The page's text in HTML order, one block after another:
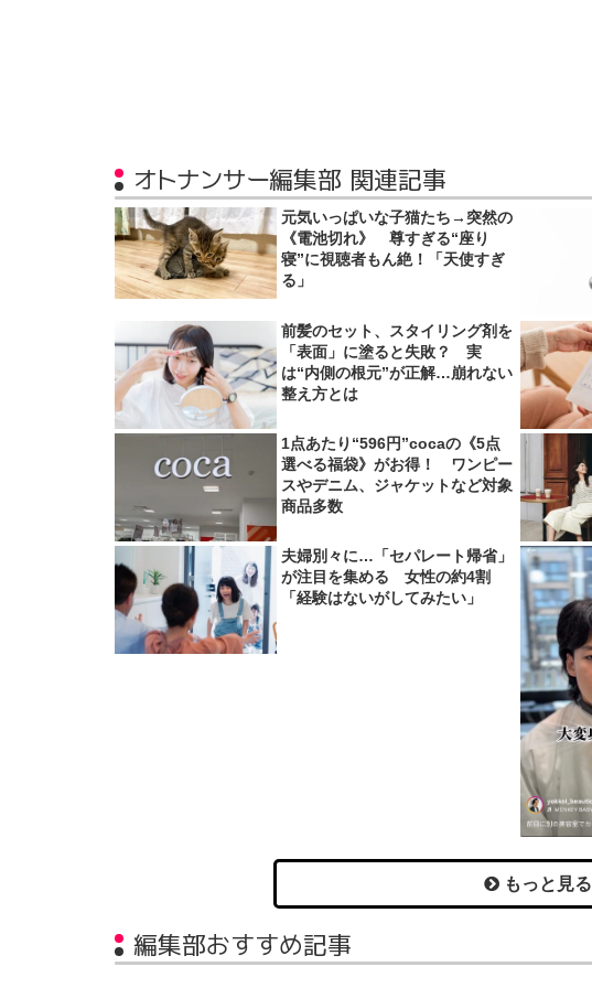
オトナンサー編集部 関連記事
元気いっぱいな子猫たち→突然の
《電池切れ》 尊すぎる“座り
寝”に視聴者もん絶！「天使すぎ
る」
前髪のセット、スタイリング剤を
「表面」に塗ると失敗？ 実
は“内側の根元”が正解…崩れない
整え方とは
1点あたり“596円”cocaの《5点
選べる福袋》がお得！ ワンピー
スやデニム、ジャケットなど対象
商品多数
夫婦別々に…「セパレート帰省」
が注目を集める 女性の約4割
「経験はないがしてみたい」
もっと見る
編集部おすすめ記事